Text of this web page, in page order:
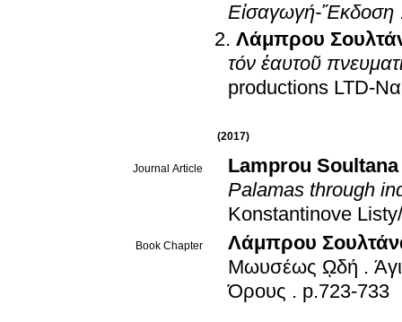
Εἰσαγωγή-Ἔκδοση
Λάμπρου
τόν ἑαυτοῦ
productions LTD-
(2017)
Journal Article
Lamprou Soultana
Palamas through
Konstantinove
Book Chapter
Λάμπρου
Μωυσέως ῼδή .
Όρους . p.723-733